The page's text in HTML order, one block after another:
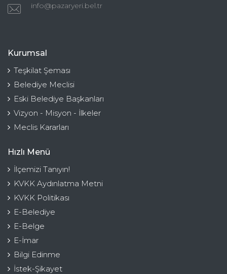
info@pazaryeri.bel.tr
Kurumsal
Teşkilat Şeması
Belediye Meclisi
Eski Belediye Başkanları
Vizyon - Misyon - İlkeler
Meclis Kararları
Hızlı Menü
İlçemizi Tanıyın!
KVKK Aydınlatma Metni
KVKK Politikası
E-Belediye
E-Belge
E-İmar
Bilgi Edinme
İstek-Şikayet